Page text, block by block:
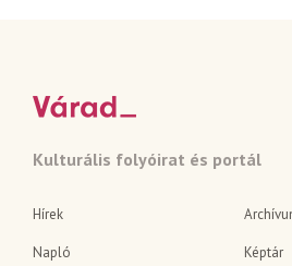
Kulturális folyóirat és portál
Hírek
Napló Képtár